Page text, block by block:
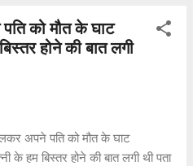
मोर्चरी में रखवाया दिया गया है।
को मौत के घाट
होने की बात लगी
अपने पति को मौत के घाट
के हम बिस्तर होने की बात लगी थी पता